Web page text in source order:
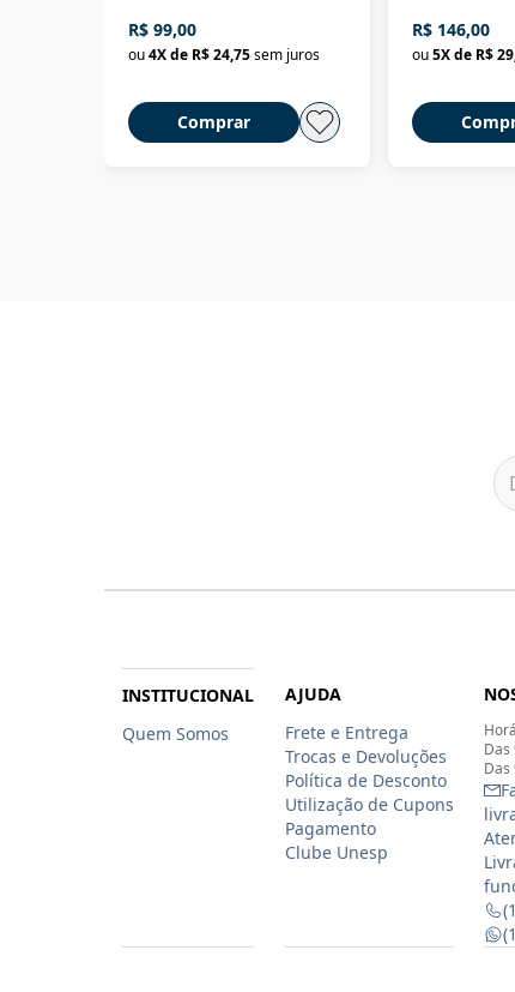
R$ 99,00
ou4X de R$ 24,75sem juros
Comprar
R$ 146,00
ou5X de R$
INSTITUCIONAL
Quem Somos
AJUDA
Frete e Entrega
Trocas e Devoluções
Política de Desconto
Utilização de Cupons
Pagamento
Clube Unesp
Das
Das